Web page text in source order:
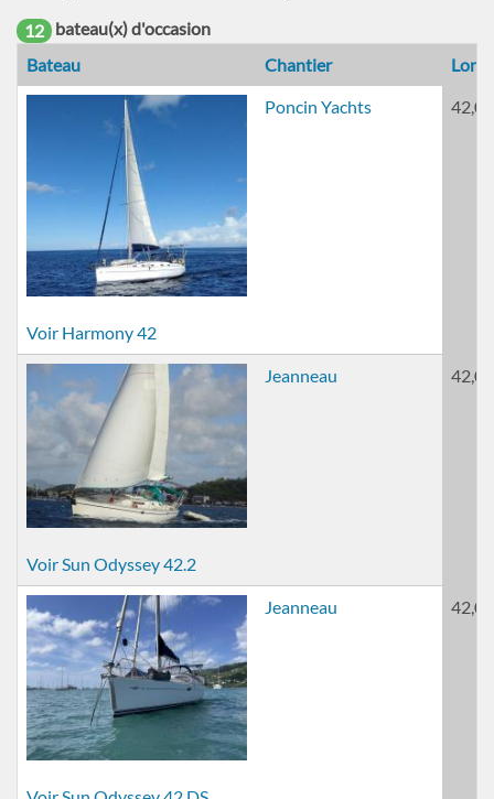
12 bateau(x) d'occasion
Bateau
Chantier
Voir Harmony 42
Poncin Yachts
Voir Sun Odyssey 42.2
Jeanneau
Jeanneau